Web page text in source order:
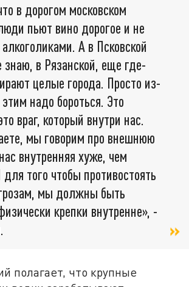
в дорогом московском
пьют вино дорогое и не
А в Псковской
знаю, в Рязанской, еще где-
целые города. Просто из-
надо бороться. Это
враг, который внутри нас.
мы говорим про внешнюю
внутренняя хуже, чем
того чтобы противостоять
мы должны быть
крепки внутренне», -
полагает, что крупные